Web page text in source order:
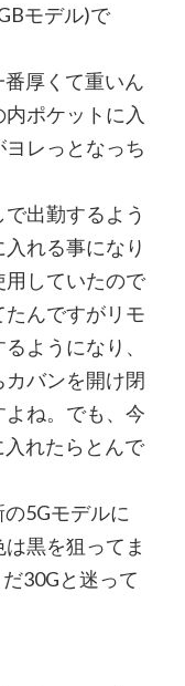
モデル)で
厚くて重いん
ポケットに入
レっとなっち
出勤するよう
れる事になり
用していたので
んですがリモ
ようになり、
バンを開け閉
ね。でも、今
れたらとんで
5Gモデルに
黒を狙ってま
30Gと迷って